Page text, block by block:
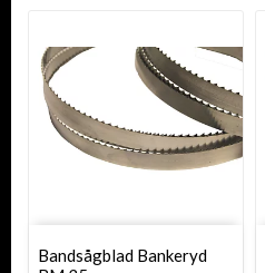
Bandsågblad Bankeryd